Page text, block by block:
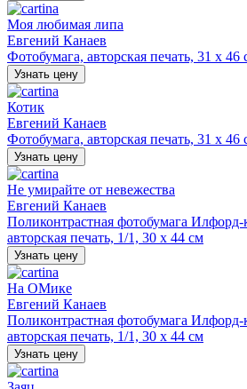
Моя любимая липа
Евгений Канаев
Фотобумага, авторская печать, 31 х 46
Узнать цену
Котик
Евгений Канаев
Фотобумага, авторская печать, 31 х 46
Узнать цену
Не умирайте от невежества
Евгений Канаев
Поликонтрастная фотобумага Илфорд-
авторская печать, 1/1, 30 х 44 см
Узнать цену
На ОМике
Евгений Канаев
Поликонтрастная фотобумага Илфорд-
авторская печать, 1/1, 30 х 44 см
Узнать цену